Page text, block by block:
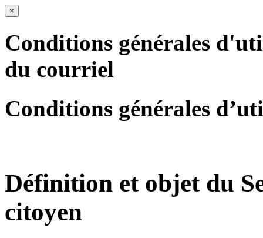
×
Conditions générales
du courriel
Conditions générales
Définition et objet du
citoyen